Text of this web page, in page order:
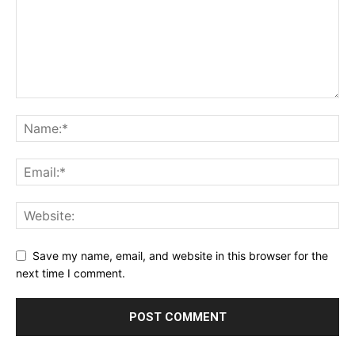
Save my name, email, and website in this browser for the
next time I comment.